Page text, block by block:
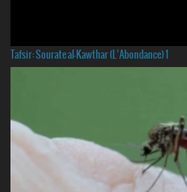
Tafsir: Sourate al-Kawthar (L’Abondance) 1